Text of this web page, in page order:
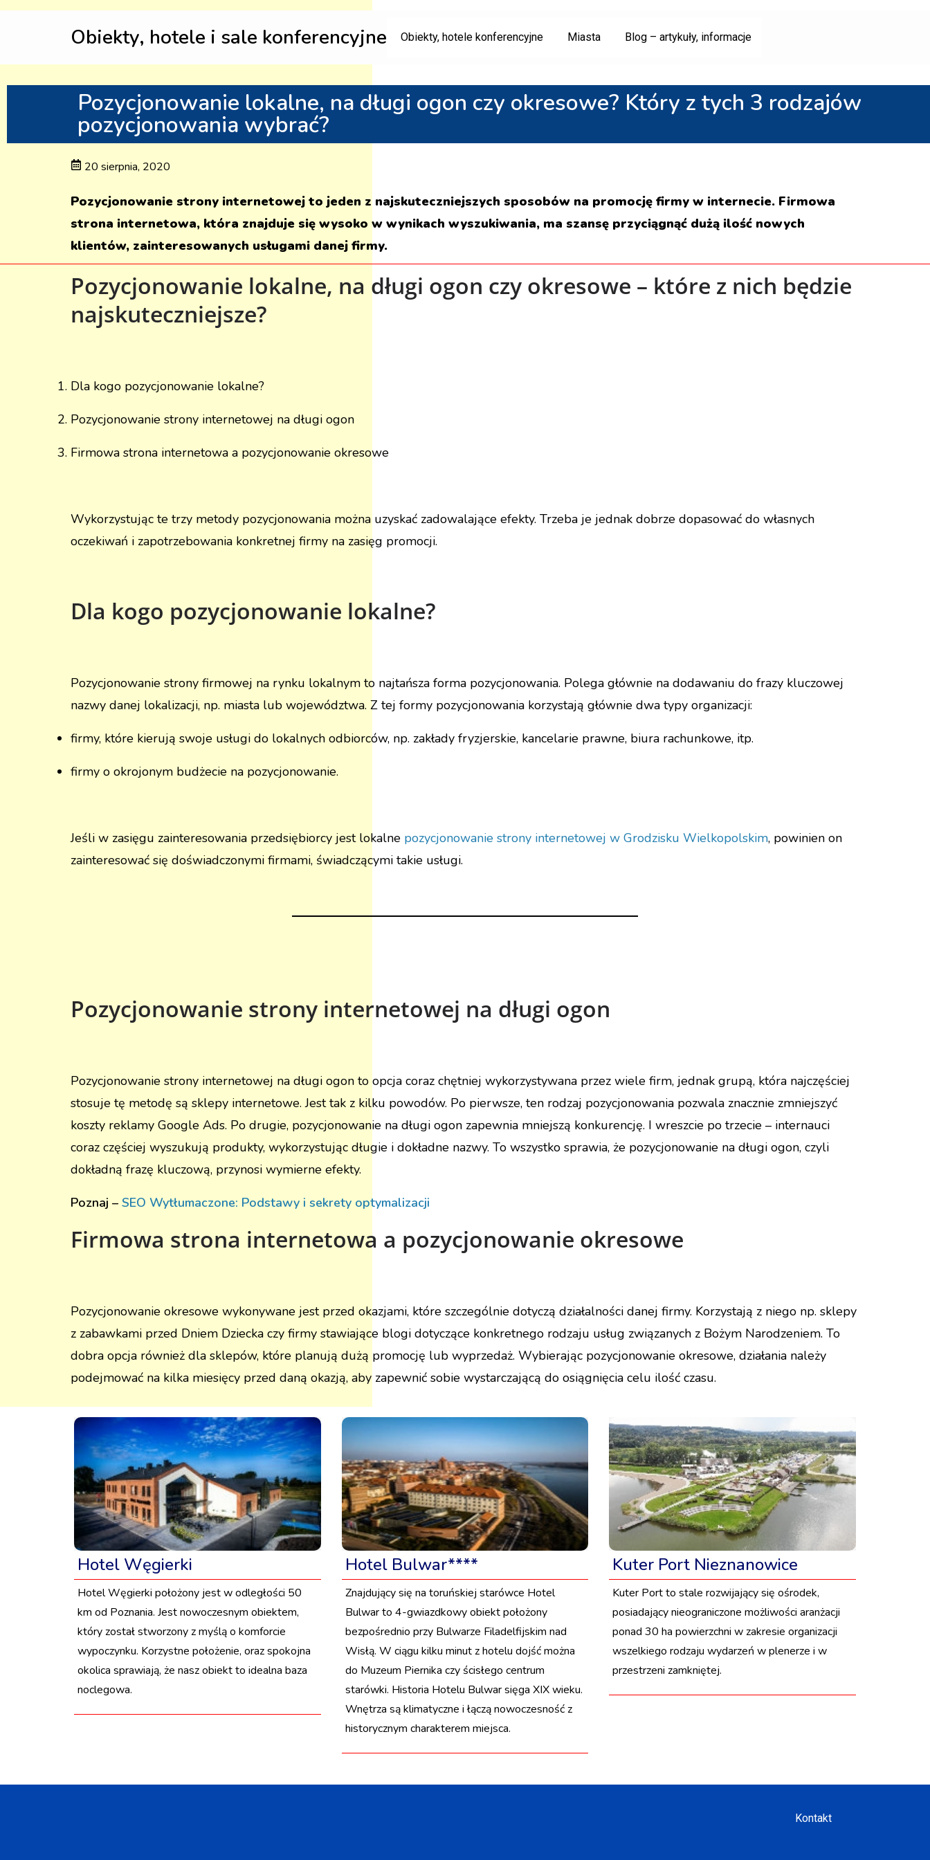
Obiekty, hotele i sale konferencyjne Obiekty, hotele konferencyjne Miasta Blog – artykuły, informacje
Pozycjonowanie lokalne, na długi ogon czy okresowe? Który z tych 3 rodzajów
pozycjonowania wybrać?
20 sierpnia, 2020
Pozycjonowanie strony internetowej to jeden z najskuteczniejszych sposobów na promocję firmy w internecie. Firmowa
strona internetowa, która znajduje się wysoko w wynikach wyszukiwania, ma szansę przyciągnąć dużą ilość nowych
klientów, zainteresowanych usługami danej firmy.
Pozycjonowanie lokalne, na długi ogon czy okresowe – które z nich będzie
najskuteczniejsze?
Dla kogo pozycjonowanie lokalne?
Pozycjonowanie strony internetowej na długi ogon
Firmowa strona internetowa a pozycjonowanie okresowe
Wykorzystując te trzy metody pozycjonowania można uzyskać zadowalające efekty. Trzeba je jednak dobrze dopasować do własnych
oczekiwań i zapotrzebowania konkretnej firmy na zasięg promocji.
Dla kogo pozycjonowanie lokalne?
Pozycjonowanie strony firmowej na rynku lokalnym to najtańsza forma pozycjonowania. Polega głównie na dodawaniu do frazy kluczowej
nazwy danej lokalizacji, np. miasta lub województwa. Z tej formy pozycjonowania korzystają głównie dwa typy organizacji:
firmy, które kierują swoje usługi do lokalnych odbiorców, np. zakłady fryzjerskie, kancelarie prawne, biura rachunkowe, itp.
firmy o okrojonym budżecie na pozycjonowanie.
Jeśli w zasięgu zainteresowania przedsiębiorcy jest lokalne pozycjonowanie strony internetowej w Grodzisku Wielkopolskim, powinien on
zainteresować się doświadczonymi firmami, świadczącymi takie usługi.
Pozycjonowanie strony internetowej na długi ogon
Pozycjonowanie strony internetowej na długi ogon to opcja coraz chętniej wykorzystywana przez wiele firm, jednak grupą, która najczęściej
stosuje tę metodę są sklepy internetowe. Jest tak z kilku powodów. Po pierwsze, ten rodzaj pozycjonowania pozwala znacznie zmniejszyć
koszty reklamy Google Ads. Po drugie, pozycjonowanie na długi ogon zapewnia mniejszą konkurencję. I wreszcie po trzecie – internauci
coraz częściej wyszukują produkty, wykorzystując długie i dokładne nazwy. To wszystko sprawia, że pozycjonowanie na długi ogon, czyli
dokładną frazę kluczową, przynosi wymierne efekty.
Poznaj – SEO Wytłumaczone: Podstawy i sekrety optymalizacji
Firmowa strona internetowa a pozycjonowanie okresowe
Pozycjonowanie okresowe wykonywane jest przed okazjami, które szczególnie dotyczą działalności danej firmy. Korzystają z niego np. sklepy
z zabawkami przed Dniem Dziecka czy firmy stawiające blogi dotyczące konkretnego rodzaju usług związanych z Bożym Narodzeniem. To
dobra opcja również dla sklepów, które planują dużą promocję lub wyprzedaż. Wybierając pozycjonowanie okresowe, działania należy
podejmować na kilka miesięcy przed daną okazją, aby zapewnić sobie wystarczającą do osiągnięcia celu ilość czasu.
Hotel Węgierki
Hotel Węgierki położony jest w odległości 50
km od Poznania. Jest nowoczesnym obiektem,
który został stworzony z myślą o komforcie
wypoczynku. Korzystne położenie, oraz spokojna
okolica sprawiają, że nasz obiekt to idealna baza
noclegowa.
Hotel Bulwar****
Znajdujący się na toruńskiej starówce Hotel
Bulwar to 4-gwiazdkowy obiekt położony
bezpośrednio przy Bulwarze Filadelfijskim nad
Wisłą. W ciągu kilku minut z hotelu dojść można
do Muzeum Piernika czy ścisłego centrum
starówki. Historia Hotelu Bulwar sięga XIX wieku.
Wnętrza są klimatyczne i łączą nowoczesność z
historycznym charakterem miejsca.
Kuter Port Nieznanowice
Kuter Port to stale rozwijający się ośrodek,
posiadający nieograniczone możliwości aranżacji
ponad 30 ha powierzchni w zakresie organizacji
wszelkiego rodzaju wydarzeń w plenerze i w
przestrzeni zamkniętej.
Kontakt